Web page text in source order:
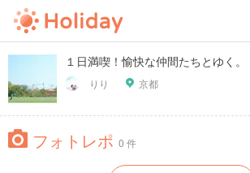
１日満喫！愉快な仲間たちとゆく。
りり 京都
フォトレポ 0 件